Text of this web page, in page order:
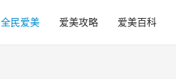
全民爱美 爱美攻略 爱美百科